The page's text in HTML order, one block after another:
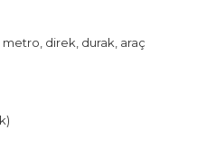
direk, durak, araç